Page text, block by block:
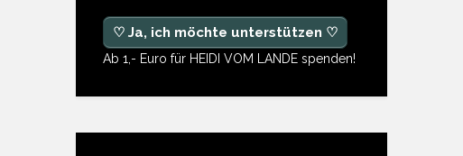
♡ Ja, ich möchte unterstützen ♡
Ab 1,- Euro für HEIDI VOM LANDE spenden!